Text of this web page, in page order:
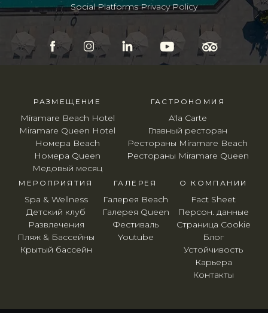
РАЗМЕЩЕНИЕ
Miramare Beach Hotel
Miramare Queen Hotel
Номера Beach
Номера Queen
Медовый месяц
ГАСТРОНОМИЯ
A'la Carte
Главный ресторан
Рестораны Miramare Beach
Рестораны Miramare Queen
МЕРОПРИЯТИЯ
Spa & Wellness
Детский клуб
Развлечения
Пляж & Бассейны
Крытый бассейн
O КОМПАНИИ
Fact Sheet
Персон. данные
Страница Cookie
Блог
Устойчивость
Карьера
Контакты
ГАЛЕРЕЯ
Галерея Beach
Галерея Queen
Фестиваль
Youtube
Social Platforms Privacy Policy